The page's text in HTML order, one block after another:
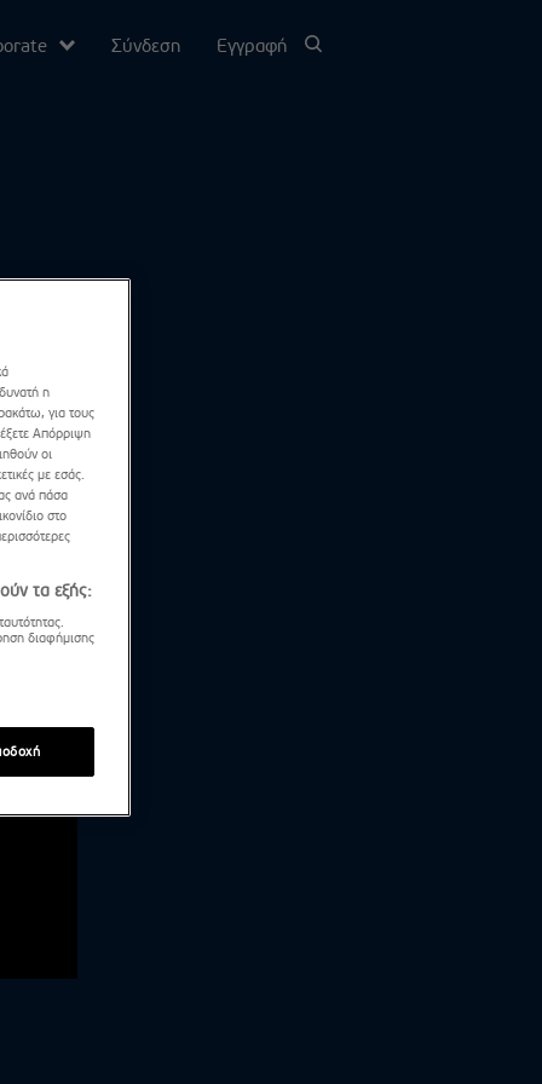
Σύνδεση Εγγραφή
η
για τους
Απόρριψη
οι
με εσάς.
ανά πάσα
στο
τα εξής:
διαφήμισης